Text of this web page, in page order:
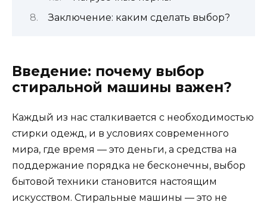
Заключение: каким сделать выбор?
Введение: почему выбор
стиральной машины важен?
Каждый из нас сталкивается с необходимостью
стирки одежд, и в условиях современного
мира, где время — это деньги, а средства на
поддержание порядка не бесконечны, выбор
бытовой техники становится настоящим
искусством. Стиральные машины — это не